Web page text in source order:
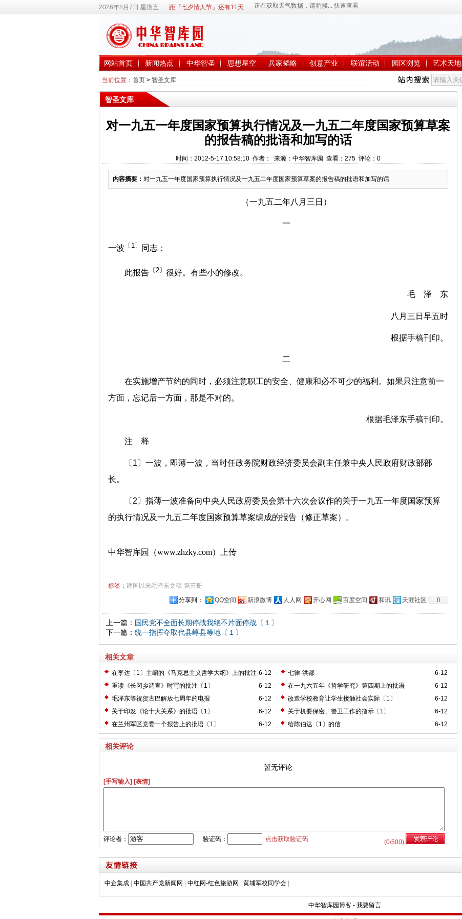
2026年8月7日 星期五 距『七夕情人节』还有11天
网站首页 新闻热点 中华智圣 思想星空 兵家韬略 创意产业 联谊活动 园区浏览 艺术天地
当前位置： 首页> 智圣文库
智圣文库
对一九五一年度国家预算执行情况及一九五二年度国家预算草案
的报告稿的批语和加写的话
时间：2012-5-17 10:58:10 作者： 来源：中华智库园 查看： 275评论： 0
内容摘要： 对一九五一年度国家预算执行情况及一九五二年度国家预算草案的报告稿的批语和加写的话
（一九五二年八月三日）
一
一波 〔1〕 同志：
此报告 〔2〕 很好。有些小的修改。
毛 泽 东
八月三日早五时
根据手稿刊印。
二
在实施增产节约的同时，必须注意职工的安全、健康和必不可少的福利。如果只注意前一
方面，忘记后一方面，那是不对的。
根据毛泽东手稿刊印。
注 释
〔1〕一波，即薄一波，当时任政务院财政经济委员会副主任兼中央人民政府财政部部
长。
〔2〕指薄一波准备向中央人民政府委员会第十六次会议作的关于一九五一年度国家预算
的执行情况及一九五二年度国家预算草案编成的报告（修正草案）。
中华智库园（www.zhzky.com）上传
标签： 建国以来毛泽东文稿 第三册
分享到：
QQ空间 新浪微博 人人网 开心网 百度空间 和讯 天涯社区 0
上一篇： 国民党不全面长期停战我绝不片面停战〔１〕
下一篇： 统一指挥夺取代县崞县等地〔１〕
相关文章
6-12
在李达〔1〕主编的《马克思主义哲学大纲》上的批注
〔2〕
6-12
七律·洪都
6-12
重读《长冈乡调查》时写的批注〔1〕 6-12
在一九六五年《哲学研究》第四期上的批语
6-12
毛泽东等祝贺古巴解放七周年的电报 6-12
改造学校教育让学生接触社会实际〔1〕
6-12
关于印发《论十大关系》的批语〔1〕 6-12
关于机要保密、警卫工作的指示〔1〕
6-12
在兰州军区党委一个报告上的批语〔1〕 6-12
给陈伯达〔1〕的信
相关评论
暂无评论
[手写输入] [表情]
(0/500)
评论者： 验证码： 点击获取验证码
中企集成 中国共产党新闻网 中红网-红色旅游网 黄埔军校同学会
中华智库园博客- 我要留言